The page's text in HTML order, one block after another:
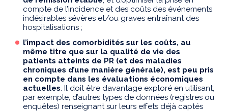
compte de l’incidence et des coûts des événements
indésirables sévères et/ou graves entraînant des
hospitalisations ;
l’impact des comorbidités sur les coûts, au
même titre que sur la qualité de vie des
patients atteints de PR (et des maladies
chroniques d’une manière générale), est peu pris
en compte dans les évaluations économiques
actuelles. Il doit être davantage exploré en utilisant,
par exemple, d’autres types de données (registres ou
enquêtes) renseignant sur leurs effets déjà captés